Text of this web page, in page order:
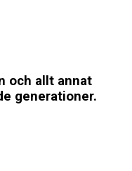
och allt annat
generationer.